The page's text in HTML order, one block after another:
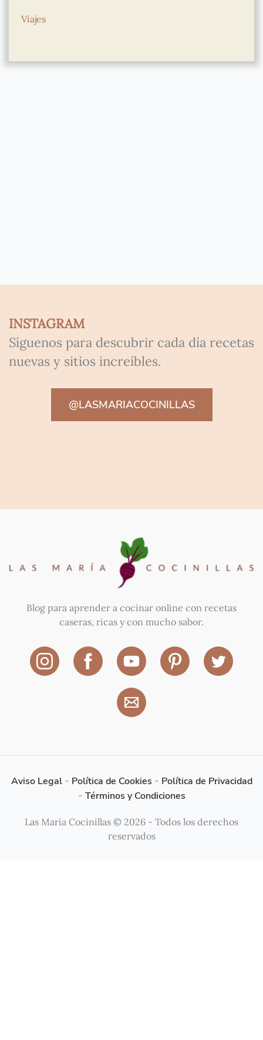
Viajes
INSTAGRAM
Síguenos para descubrir cada día recetas
nuevas y sitios increíbles.
@LASMARIACOCINILLAS
Blog para aprender a cocinar online con recetas
caseras, ricas y con mucho sabor.
Aviso Legal- Política de Cookies - Política de Privacidad
- Términos y Condiciones
Las María Cocinillas © 2026 - Todos los derechos
reservados